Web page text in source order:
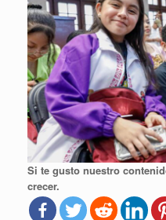
Si te gusto nuestro
crecer.